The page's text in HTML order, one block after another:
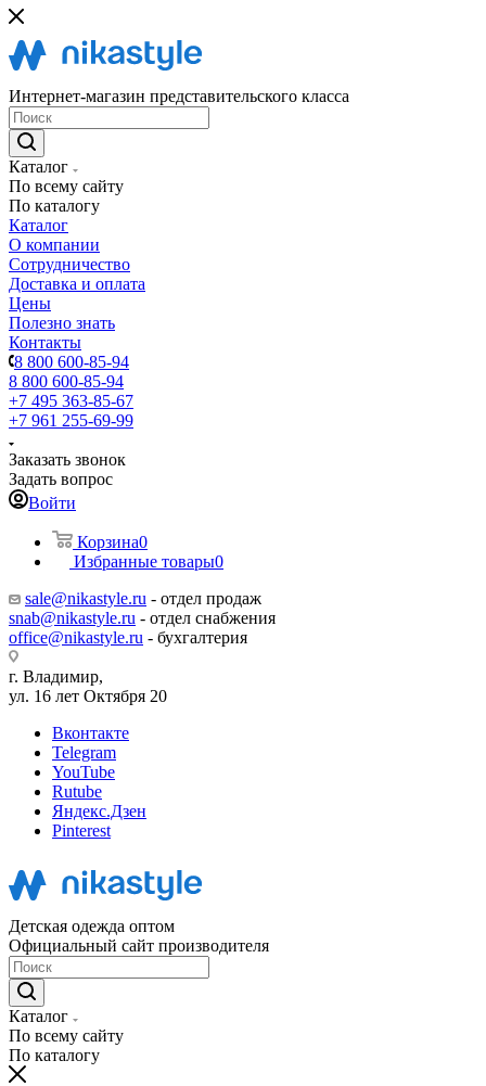
Интернет-магазин представительского класса
Каталог
По всему сайту
По каталогу
Каталог
О компании
Сотрудничество
Доставка и оплата
Цены
Полезно знать
Контакты
8 800 600-85-94
8 800 600-85-94
+7 495 363-85-67
+7 961 255-69-99
Заказать звонок
Задать вопрос
Войти
Корзина0
Избранные товары0
sale@nikastyle.ru - отдел продаж
snab@nikastyle.ru - отдел снабжения
office@nikastyle.ru - бухгалтерия
г. Владимир,
ул. 16 лет Октября 20
Вконтакте
Telegram
YouTube
Rutube
Яндекс.Дзен
Pinterest
Детская одежда оптом
Официальный сайт производителя
Каталог
По всему сайту
По каталогу